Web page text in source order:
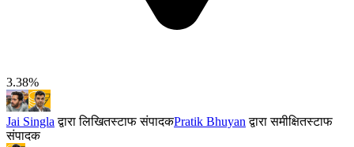
3.38%
Jai Singla द्वारा लिखितस्टाफ संपादकPratik Bhuyan द्वारा समीक्षितस्टाफ
संपादक